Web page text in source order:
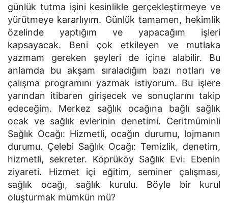
günlük tutma işini kesinlikle gerçekleştirmeye ve
yürütmeye kararlıyım. Günlük tamamen, hekimlik
özelinde yaptığım ve yapacağım işleri
kapsayacak. Beni çok etkileyen ve mutlaka
yazmam gereken şeyleri de içine alabilir. Bu
anlamda bu akşam sıraladığım bazı notları ve
çalışma programını yazmak istiyorum. Bu işlere
yarından itibaren girişecek ve sonuçlarını takip
edeceğim. Merkez sağlık ocağına bağlı sağlık
ocak ve sağlık evlerinin denetimi. Ceritmüminli
Sağlık Ocağı: Hizmetli, ocağın durumu, lojmanın
durumu. Çelebi Sağlık Ocağı: Temizlik, denetim,
hizmetli, sekreter. Köprüköy Sağlık Evi: Ebenin
ziyareti. Hizmet içi eğitim, seminer çalışması,
sağlık ocağı, sağlık kurulu. Böyle bir kurul
oluşturmak mümkün mü?